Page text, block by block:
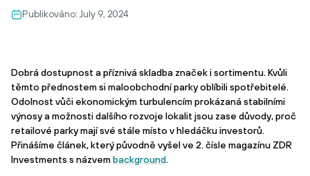
Publikováno: July 9, 2024
Dobrá dostupnost a příznivá skladba značek i sortimentu. Kvůli
těmto přednostem si maloobchodní parky oblíbili spotřebitelé.
Odolnost vůči ekonomickým turbulencím prokázaná stabilními
výnosy a možnosti dalšího rozvoje lokalit jsou zase důvody, proč
retailové parky mají své stále místo v hledáčku investorů.
Přinášíme článek, který původně vyšel ve 2. čísle magazínu ZDR
Investments s názvembackground.